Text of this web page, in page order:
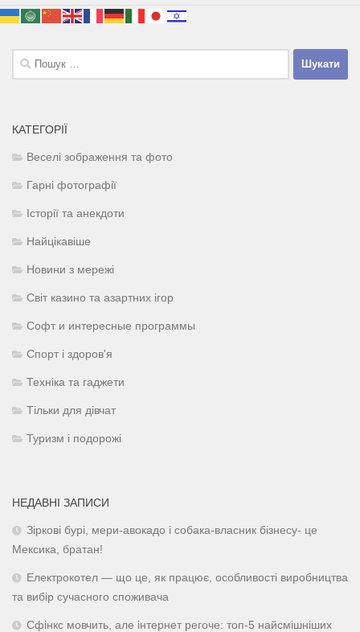
Пошук:
КАТЕГОРІЇ
Веселі зображення та фото
Гарні фотографії
Історії та анекдоти
Найцікавіше
Новини з мережі
Світ казино та азартних ігор
Софт и интересные программы
Спорт і здоров'я
Техніка та гаджети
Тільки для дівчат
Туризм і подорожі
НЕДАВНІ ЗАПИСИ
Зіркові бурі, мери-авокадо і собака-власник бізнесу- це
Мексика, братан!
Електрокотел — що це, як працює, особливості виробництва
та вибір сучасного споживача
Сфінкс мовчить, але інтернет регоче: топ-5 найсмішніших